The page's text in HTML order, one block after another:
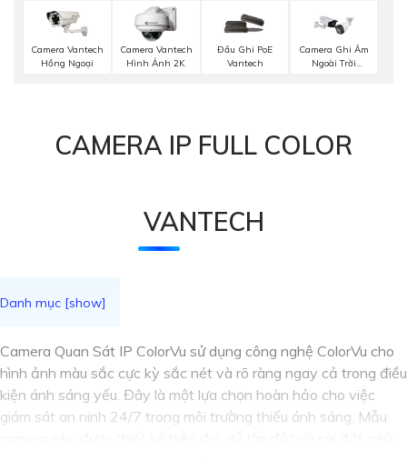
Camera Vantech
Hồng Ngoại
Camera Vantech
Hình Ảnh 2K
Đầu Ghi PoE
Vantech
Camera Ghi Âm
Ngoài Trời
CAMERA IP FULL COLOR
VANTECH
Camera Quan Sát IP ColorVu sử dụng công nghệ ColorVu cho
hình ảnh màu sắc cực kỳ sắc nét và rõ ràng ngay cả trong điều
kiện ánh sáng yếu. Đây là một lựa chọn hoàn hảo cho việc
giám sát an ninh 24/7 trong môi trường thiếu ánh sáng. Mẫu